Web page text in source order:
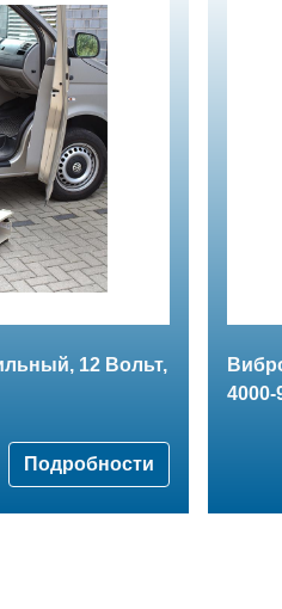
12 Вольт,
Подробности